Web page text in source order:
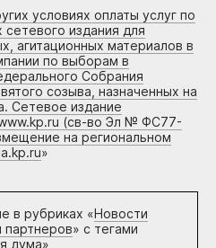
условиях оплаты услуг по
издания для
агитационных материалов в
по выборам в
Собрания
созыва, назначенных на
Сетевое издание
(св-во Эл № ФС77-
на региональном
»
в рубриках «Новости
партнеров» с тегами
дума»,